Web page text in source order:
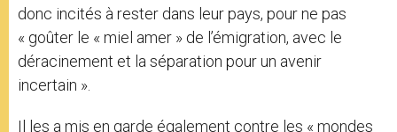
donc incités à rester dans leur pays, pour ne pas
« goûter le « miel amer » de l’émigration, avec le
déracinement et la séparation pour un avenir
incertain ».
Il les a mis en garde également contre les « mondes